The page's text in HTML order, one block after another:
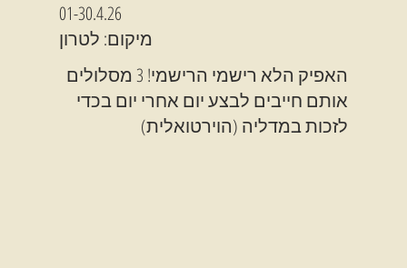
01-30.4.26
מיקום: לטרון
האפיק הלא רישמי הרישמי! 3 מסלולים
אותם חייבים לבצע יום אחרי יום בכדי
לזכות במדליה (הוירטואלית)